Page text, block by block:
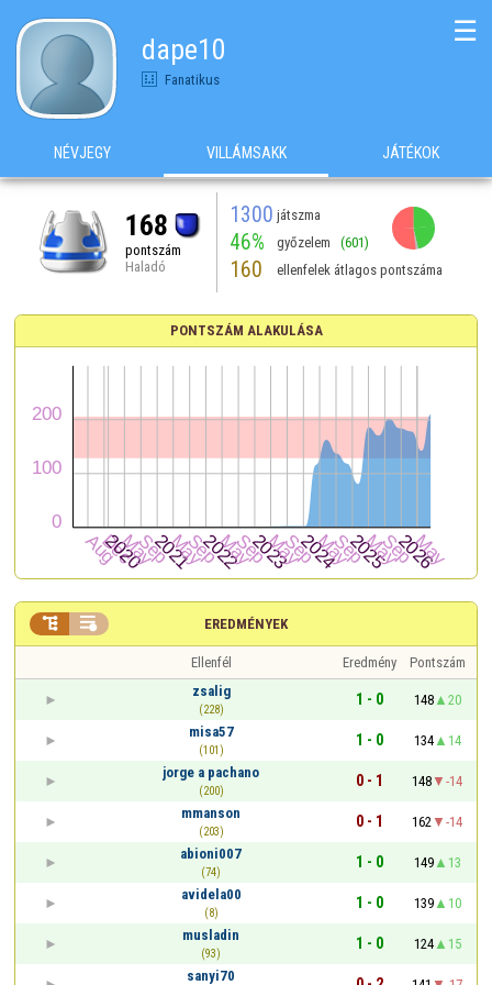
dape10
Fanatikus
☰
NÉVJEGY VILLÁMSAKK JÁTÉKOK
168
pontszám
Haladó
1300 játszma
46% győzelem (601)
160 ellenfelek átlagos pontszáma
PONTSZÁM ALAKULÁSA
EREDMÉNYEK
 
Ellenfél Eredmény
Pontszám
zsalig
(228)
1 - 0 148
20
misa57
(101)
1 - 0 134
14
jorge a pachano
(200)
0 - 1 148
-14
mmanson
(203)
0 - 1 162
-14
abioni007
(74)
1 - 0 149
13
avidela00
(8)
1 - 0 139
10
musladin
(93)
1 - 0 124
15
sanyi70